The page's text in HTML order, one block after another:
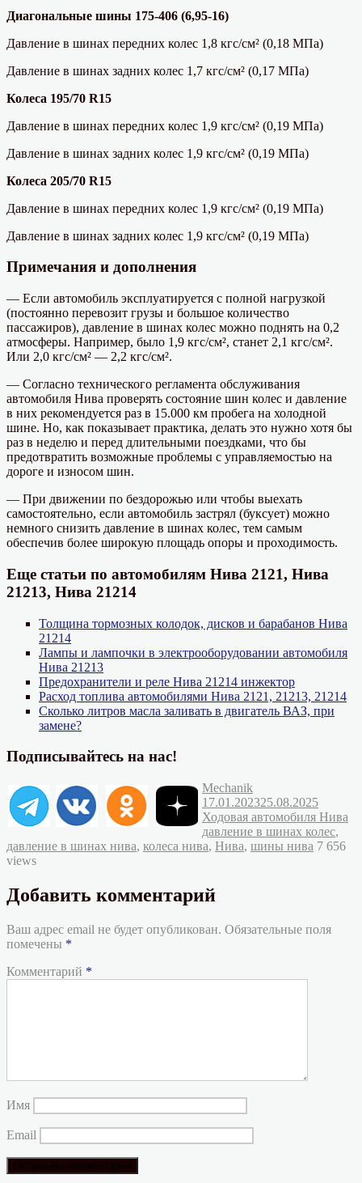
Диагональные шины 175-406 (6,95-16)
Давление в шинах передних колес 1,8 кгс/см² (0,18 МПа)
Давление в шинах задних колес 1,7 кгс/см² (0,17 МПа)
Колеса 195/70 R15
Давление в шинах передних колес 1,9 кгс/см² (0,19 МПа)
Давление в шинах задних колес 1,9 кгс/см² (0,19 МПа)
Колеса 205/70 R15
Давление в шинах передних колес 1,9 кгс/см² (0,19 МПа)
Давление в шинах задних колес 1,9 кгс/см² (0,19 МПа)
Примечания и дополнения
— Если автомобиль эксплуатируется с полной нагрузкой
(постоянно перевозит грузы и большое количество
пассажиров), давление в шинах колес можно поднять на 0,2
атмосферы. Например, было 1,9 кгс/см², станет 2,1 кгс/см².
Или 2,0 кгс/см² — 2,2 кгс/см².
— Согласно технического регламента обслуживания
автомобиля Нива проверять состояние шин колес и давление
в них рекомендуется раз в 15.000 км пробега на холодной
шине. Но, как показывает практика, делать это нужно хотя бы
раз в неделю и перед длительными поездками, что бы
предотвратить возможные проблемы с управляемостью на
дороге и износом шин.
— При движении по бездорожью или чтобы выехать
самостоятельно, если автомобиль застрял (буксует) можно
немного снизить давление в шинах колес, тем самым
обеспечив более широкую площадь опоры и проходимость.
Еще статьи по автомобилям Нива 2121, Нива
21213, Нива 21214
Толщина тормозных колодок, дисков и барабанов Нива
21214
Лампы и лампочки в электрооборудовании автомобиля
Нива 21213
Предохранители и реле Нива 21214 инжектор
Расход топлива автомобилями Нива 2121, 21213, 21214
Сколько литров масла заливать в двигатель ВАЗ, при
замене?
Подписывайтесь на нас!
Автор
MechanikОпубликовано
17.01.202325.08.2025
Ходовая автомобиля Нива
давление в шинах колес,
давление в шинах нива, колеса нива, Нива, шины нива 7 656
views
Добавить комментарий
Ваш адрес email не будет опубликован. Обязательные поля
помечены *
Комментарий *
Имя
Email